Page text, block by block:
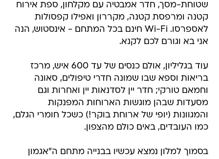
שטוחת-מסך, חדר אמבטיה עם מקלחון, ספת אירוח
קטנה ומרפסת קטנה, מקררון ואפילו קפסולות
לאספרסו. Wi-Fi חינם בכל המתחם - אינסטוש, הנה
אני בא וגורם לכם לקנא.
עוד בגליליון, אולם כנסים של עד 600 איש, מרכז
בריאות וספא שבו שמונה חדרי טיפולים, סאונה
וחמאם טורקי; חדר יין לסדנאות יין ואחרות וגם
מסעדות שבהן מוגשות הארוחות המפנקות
והמגוונות (יופי של ארוחת בוקר!) כשכל חומרי הגלם,
כמו העובדים, באים כולם מהצפון.
בסמוך למלון נמצא עכשיו בבנייה מתחם ה"אגמון